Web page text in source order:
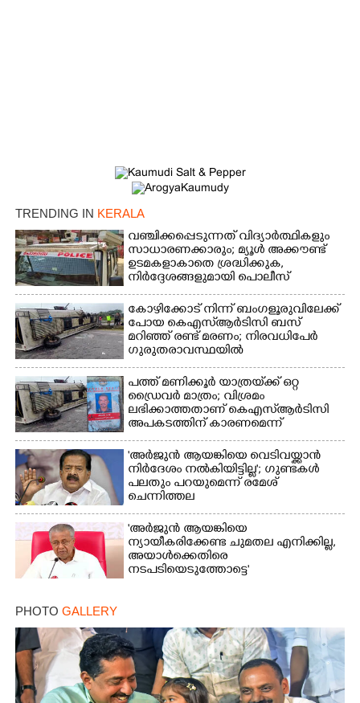
TRENDING IN KERALA
വഞ്ചിക്കപ്പെടുന്നത് വിദ്യാർത്ഥികളും
സാധാരണക്കാരും; മ്യൂൾ അക്കൗണ്ട്
ഉടമകളാകാതെ ശ്രദ്ധിക്കുക,
നിർദ്ദേശങ്ങളുമായി പൊലീസ്
കോഴിക്കോട് നിന്ന് ബംഗളൂരുവിലേക്ക്
പോയ കെഎസ്‌ആർടിസി ബസ്
മറിഞ്ഞ് രണ്ട് മരണം; നിരവധിപേർ
ഗുരുതരാവസ്ഥയിൽ
പത്ത് മണിക്കൂർ യാത്രയ്‌ക്ക് ഒറ്റ
ഡ്രൈവർ മാത്രം; വിശ്രമം
ലഭിക്കാത്തതാണ് കെഎസ്‌ആർടിസി
അപകടത്തിന് കാരണമെന്ന്
വിമർശനം
'അർജുൻ ആയങ്കിയെ വെടിവയ്ക്കാൻ
നിർദേശം നൽകിയിട്ടില്ല'; ഗുണ്ടകൾ
പലതും പറയുമെന്ന് രമേശ്
ചെന്നിത്തല
'അർജുൻ ആയങ്കിയെ
ന്യായീകരിക്കേണ്ട ചുമതല എനിക്കില്ല,
അയാൾക്കെതിരെ
നടപടിയെടുത്തോട്ടെ'
PHOTO GALLERY